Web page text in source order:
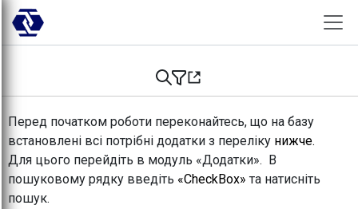
Skip to Content
Перед початком роботи переконайтесь, що на базу
встановлені всі потрібні додатки з переліку нижче.
Для цього перейдіть в модуль «Додатки». В
пошуковому рядку введіть «CheckBox» та натисніть
пошук.